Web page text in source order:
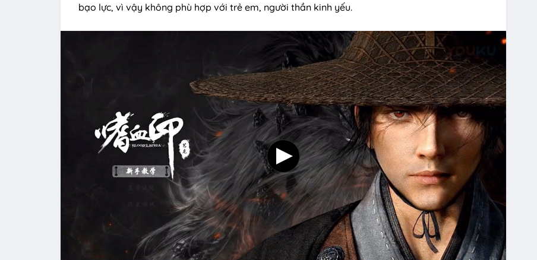
bạo lực, vì vậy không phù hợp với trẻ em, người thần kinh yếu.